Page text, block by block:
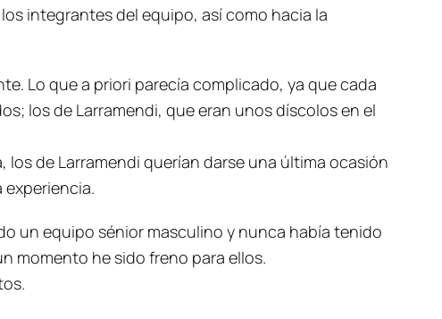
integrantes del equipo, así como hacia la
Lo que a priori parecía complicado, ya que cada
los de Larramendi, que eran unos díscolos en el
de Larramendi querían darse una última ocasión
un equipo sénior masculino y nunca había tenido
momento he sido freno para ellos.